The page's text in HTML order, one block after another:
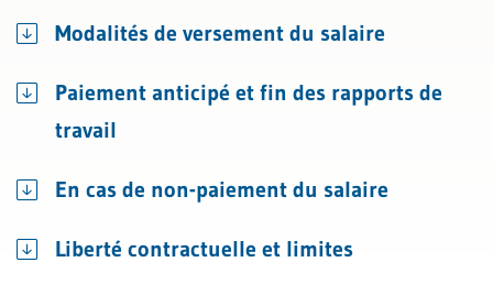
Modalités de versement du salaire
Paiement anticipé et fin des rapports de
travail
En cas de non-paiement du salaire
Liberté contractuelle et limites